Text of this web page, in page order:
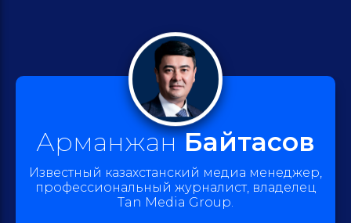
АрманжанБайтасов
Известный казахстанский медиа менеджер,
профессиональный журналист, владелец
Tan Media Group.